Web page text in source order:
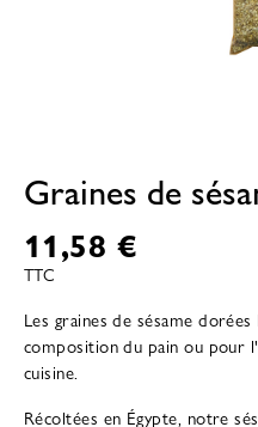
Graines de
11,58 €
TTC
Les graines de sésame
composition du pain ou pour
cuisine.
Récoltées en Égypte, notre